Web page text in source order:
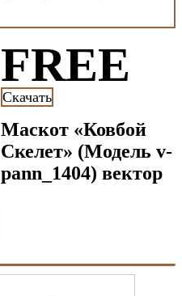
FREE
Скачать
Маскот «Ковбой
Скелет» (Модель v-
pann_1404) вектор